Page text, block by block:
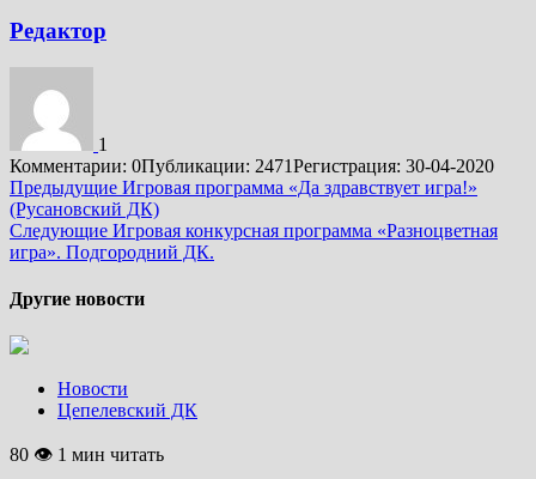
Редактор
1
Комментарии: 0Публикации: 2471Регистрация: 30-04-2020
Подробнее
Предыдущие Игровая программа «Да здравствует игра!»
(Русановский ДК)
Следующие Игровая конкурсная программа «Разноцветная
игра». Подгородний ДК.
Другие новости
Новости
Цепелевский ДК
80 👁 1 мин читать